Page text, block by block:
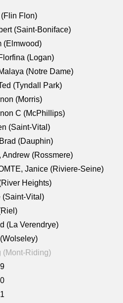
(Flin Flon)
(Saint-Boniface)
(Elmwood)
(Logan)
(Notre Dame)
(Tyndall Park)
(Morris)
C (McPhillips)
(Saint-Vital)
(Dauphin)
Andrew (Rossmere)
Janice (Riviere-Seine)
Heights)
(Saint-Vital)
(La Verendrye)
(Mont-Riding)